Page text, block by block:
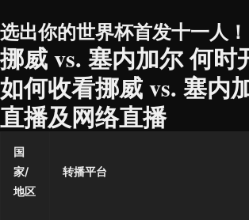
选出你的世界杯首发十一人！
挪威 vs. 塞内加尔 何时
如何收看挪威 vs. 塞内
直播及网络直播
国
家/
地区
转播平台